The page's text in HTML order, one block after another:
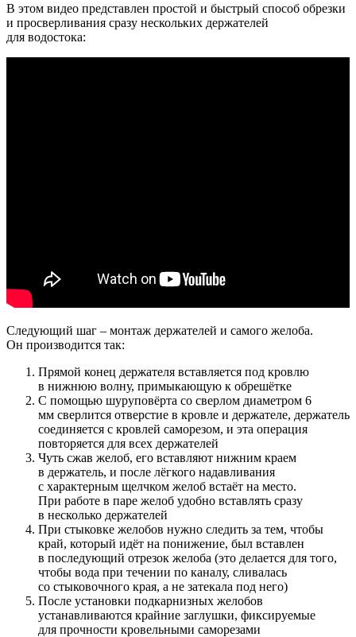
В этом видео представлен простой и быстрый способ обрезки
и просверливания сразу нескольких держателей
для водостока:
Следующий шаг – монтаж держателей и самого желоба.
Он производится так:
Прямой конец держателя вставляется под кровлю
в нижнюю волну, примыкающую к обрешётке
С помощью шуруповёрта со сверлом диаметром 6
мм сверлится отверстие в кровле и держателе, держатель
соединяется с кровлей саморезом, и эта операция
повторяется для всех держателей
Чуть сжав желоб, его вставляют нижним краем
в держатель, и после лёгкого надавливания
с характерным щелчком желоб встаёт на место.
При работе в паре желоб удобно вставлять сразу
в несколько держателей
При стыковке желобов нужно следить за тем, чтобы
край, который идёт на понижение, был вставлен
в последующий отрезок желоба (это делается для того,
чтобы вода при течении по каналу, сливалась
со стыковочного края, а не затекала под него)
После установки подкарнизных желобов
устанавливаются крайние заглушки, фиксируемые
для прочности кровельными саморезами